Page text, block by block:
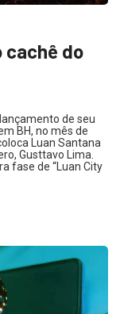
cachê do
de seu
BH, no mês de
Luan Santana
Gusttavo Lima.
fase de “Luan City